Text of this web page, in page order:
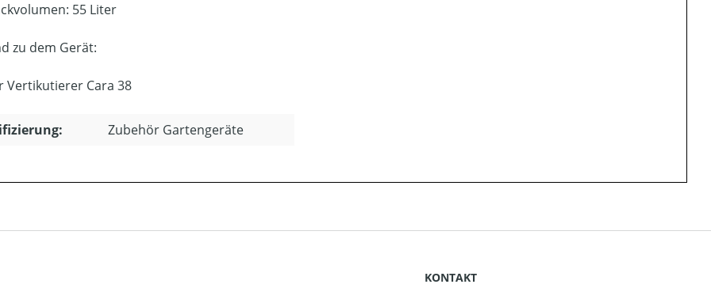
55 Liter
zu dem Gerät:
Vertikutierer Cara 38
Zubehör Gartengeräte
KONTAKT